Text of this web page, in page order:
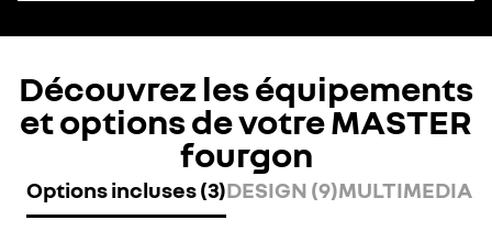
Découvrez les équipements
et options de votre MASTER
fourgon
Options incluses (3)DESIGN (9)MULTIMEDIA